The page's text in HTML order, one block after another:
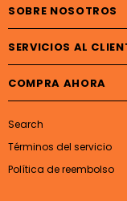
SOBRE NOSOTROS
SERVICIOS AL
COMPRA AHORA
Search
Términos del servicio
Política de reembolso